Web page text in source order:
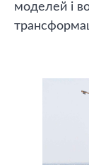
моделей і